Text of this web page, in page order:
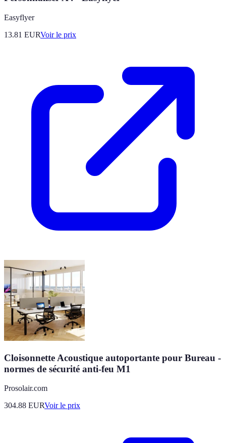
Easyflyer
13.81 EURVoir le prix
Cloisonnette Acoustique autoportante pour Bureau -
normes de sécurité anti-feu M1
Prosolair.com
304.88 EURVoir le prix